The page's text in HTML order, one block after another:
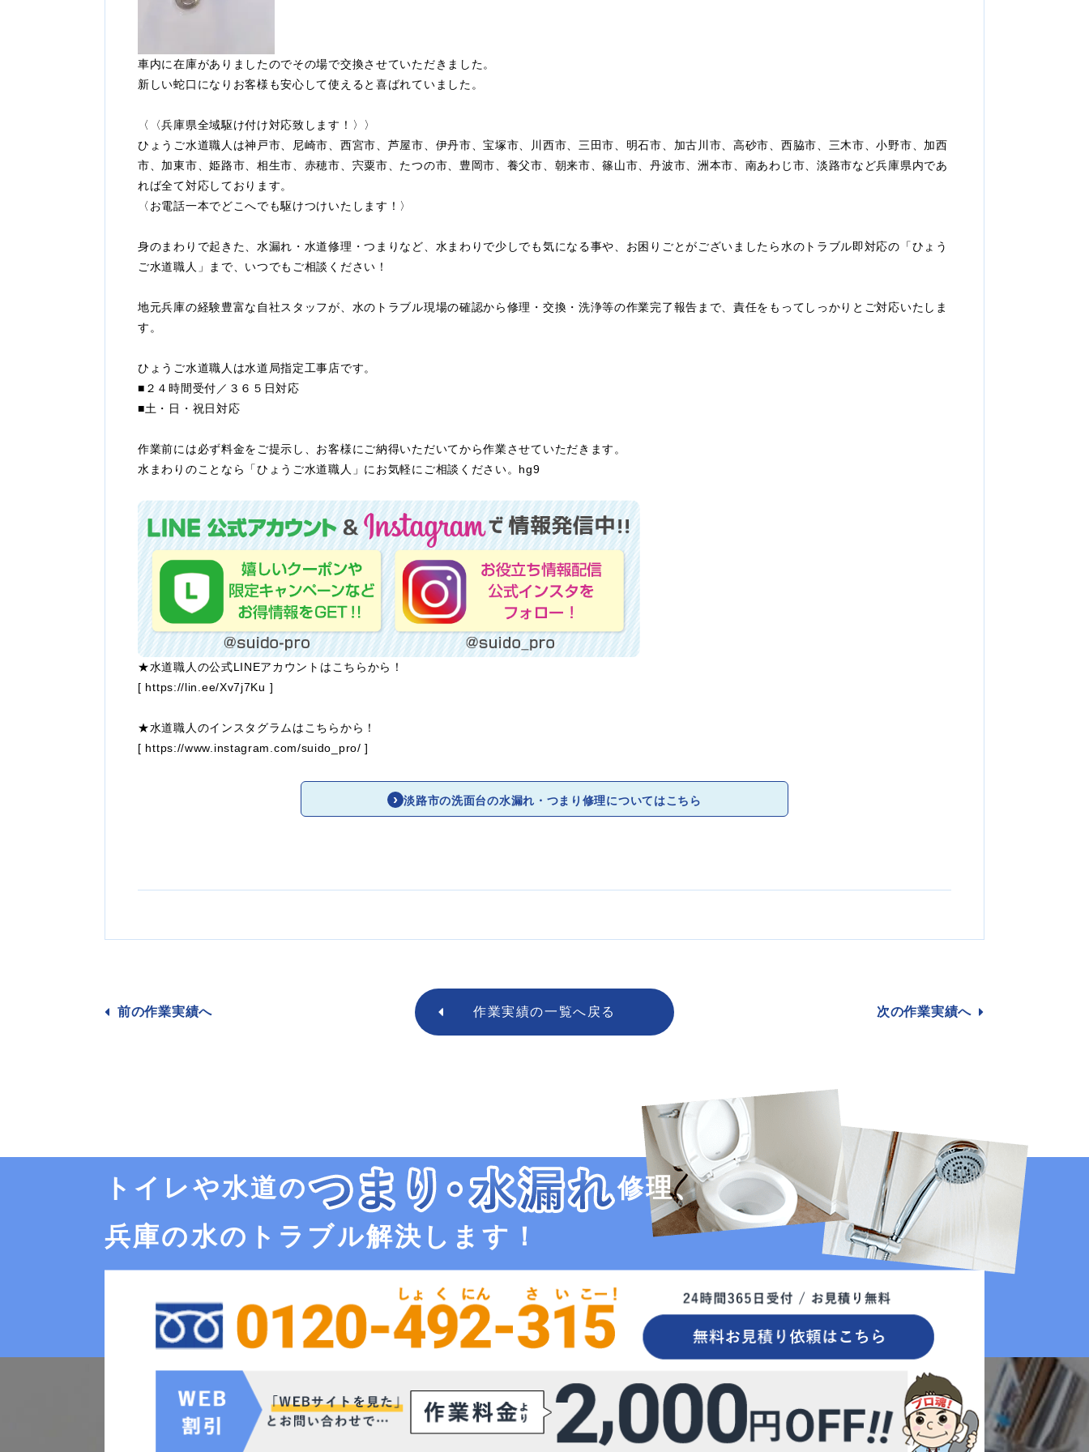
車内に在庫がありましたのでその場で交換させていただきました。
新しい蛇口になりお客様も安心して使えると喜ばれていました。
〈〈兵庫県全域駆け付け対応致します！〉〉
ひょうご水道職人は神戸市、尼崎市、西宮市、芦屋市、伊丹市、宝塚市、川西市、三田市、明石市、加古川市、高砂市、西脇市、三木市、小野市、加西
市、加東市、姫路市、相生市、赤穂市、宍粟市、たつの市、豊岡市、養父市、朝来市、篠山市、丹波市、洲本市、南あわじ市、淡路市など兵庫県内であ
れば全て対応しております。
〈お電話一本でどこへでも駆けつけいたします！〉
身のまわりで起きた、水漏れ・水道修理・つまりなど、水まわりで少しでも気になる事や、お困りごとがございましたら水のトラブル即対応の「ひょう
ご水道職人」まで、いつでもご相談ください！
地元兵庫の経験豊富な自社スタッフが、水のトラブル現場の確認から修理・交換・洗浄等の作業完了報告まで、責任をもってしっかりとご対応いたしま
す。
ひょうご水道職人は水道局指定工事店です。
■２４時間受付／３６５日対応
■土・日・祝日対応
作業前には必ず料金をご提示し、お客様にご納得いただいてから作業させていただきます。
水まわりのことなら「ひょうご水道職人」にお気軽にご相談ください。hg9
★水道職人の公式LINEアカウントはこちらから！
[ https://lin.ee/Xv7j7Ku ]
★水道職人のインスタグラムはこちらから！
[ https://www.instagram.com/suido_pro/ ]
淡路市の洗面台の水漏れ・つまり修理についてはこちら
前の作業実績へ 作業実績の一覧へ戻る 次の作業実績へ
トイレや水道の
修理、
兵庫の水のトラブル解決します！